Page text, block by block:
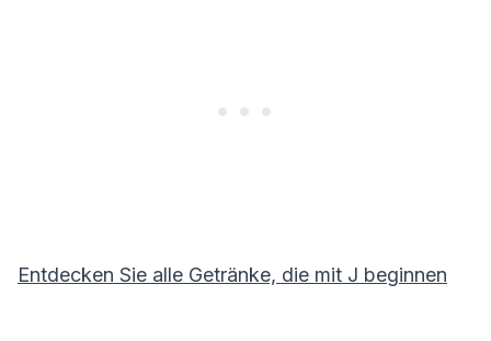
Entdecken Sie alle Getränke, die mit J beginnen